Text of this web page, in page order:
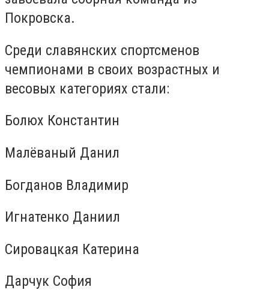
Покровска.
Среди славянских спортсменов
чемпионами в своих возрастных и
весовых категориях стали:
Болюх Константин
Малёваный Данил
Богданов Владимир
Игнатенко Даниил
Сировацкая Катерина
Дарчук София